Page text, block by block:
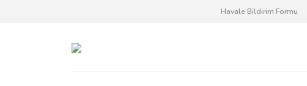
Havale Bildirim Formu